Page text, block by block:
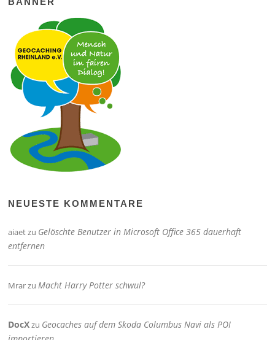
NEUESTE KOMMENTARE
aiaetzu Gelöschte Benutzer in Microsoft Office 365 dauerhaft
entfernen
MrarzuMacht Harry Potter schwul?
DocXzu Geocaches auf dem Skoda Columbus Navi als POI